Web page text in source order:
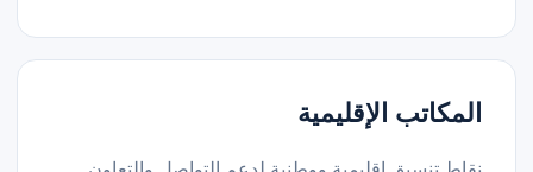
المكاتب الإقليمية